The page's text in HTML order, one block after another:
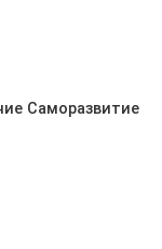
Саморазвитие